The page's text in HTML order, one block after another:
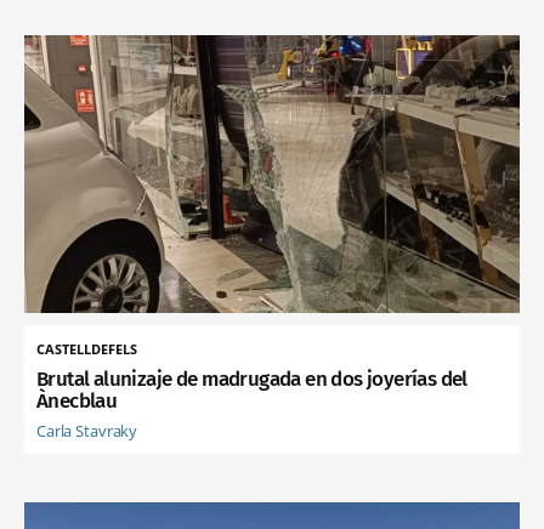
CASTELLDEFELS
Brutal alunizaje de madrugada en dos joyerías del
Ànecblau
Carla Stavraky